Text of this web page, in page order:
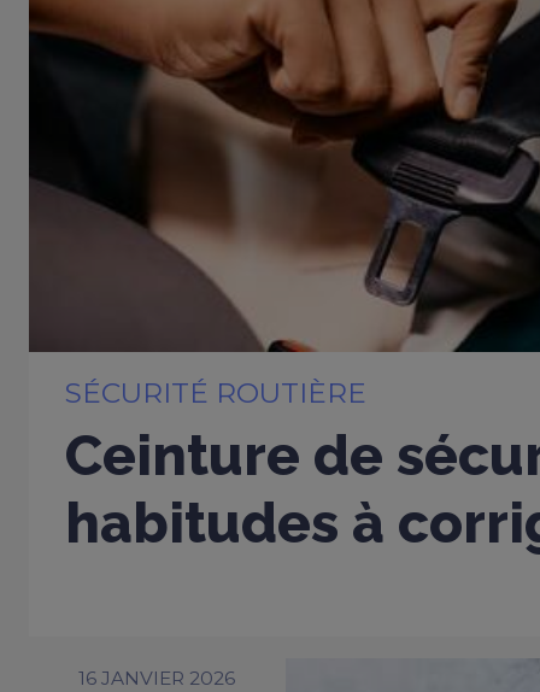
SÉCURITÉ ROUTIÈRE
Ceinture de
habitudes à
16 JANVIER 2026